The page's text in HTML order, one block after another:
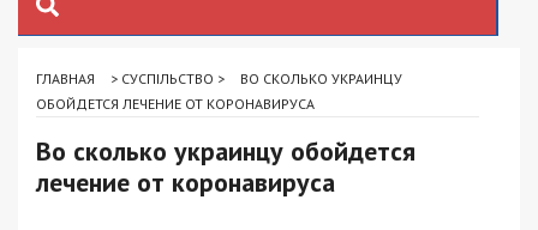
ГЛАВНАЯ > СУСПІЛЬСТВО >
ВО СКОЛЬКО УКРАИНЦУ
ОБОЙДЕТСЯ ЛЕЧЕНИЕ ОТ КОРОНАВИРУСА
Во сколько украинцу обойдется
лечение от коронавируса